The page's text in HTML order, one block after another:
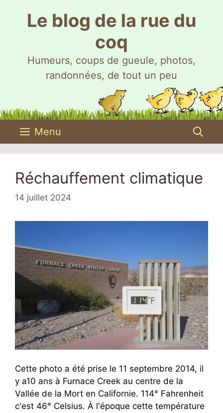
Le blog de la rue du
coq
Humeurs, coups de gueule, photos,
randonnées, de tout un peu
Menu
Réchauffement climatique
14 juillet 2024
Cette photo a été prise le 11 septembre 2014, il
y a10 ans à Furnace Creek au centre de la
Vallée de la Mort en Californie. 114° Fahrenheit
c'est 46° Celsius. À l'époque cette température